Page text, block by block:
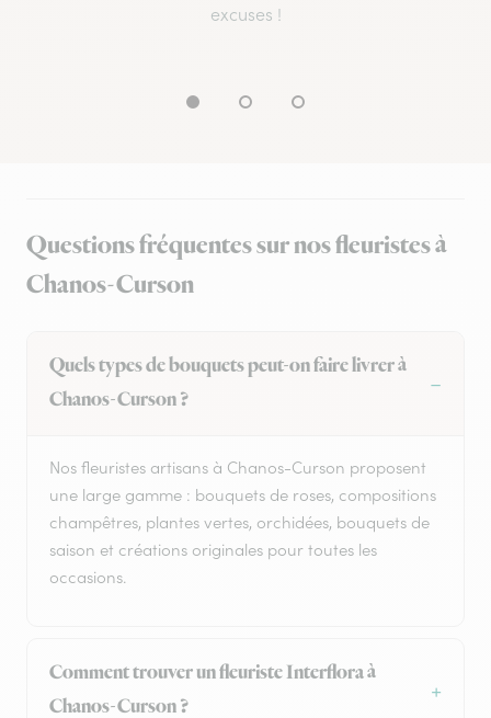
excuses !
Questions fréquentes sur nos fleuristes à
Chanos-Curson
Quels types de bouquets peut-on faire livrer à
Chanos-Curson ?
Nos fleuristes artisans à Chanos-Curson proposent
une large gamme : bouquets de roses, compositions
champêtres, plantes vertes, orchidées, bouquets de
saison et créations originales pour toutes les
occasions.
Comment trouver un fleuriste Interflora à
Chanos-Curson ?